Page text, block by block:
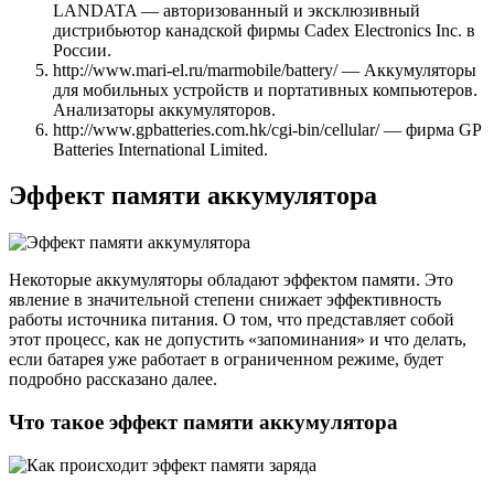
LANDATA — авторизованный и эксклюзивный
дистрибьютор канадской фирмы Cadex Electronics Inc. в
России.
http://www.mari-el.ru/marmobile/battery/ — Аккумуляторы
для мобильных устройств и портативных компьютеров.
Анализаторы аккумуляторов.
http://www.gpbatteries.com.hk/cgi-bin/cellular/ — фирма GP
Batteries International Limited.
Эффект памяти аккумулятора
Некоторые аккумуляторы обладают эффектом памяти. Это
явление в значительной степени снижает эффективность
работы источника питания. О том, что представляет собой
этот процесс, как не допустить «запоминания» и что делать,
если батарея уже работает в ограниченном режиме, будет
подробно рассказано далее.
Что такое эффект памяти аккумулятора